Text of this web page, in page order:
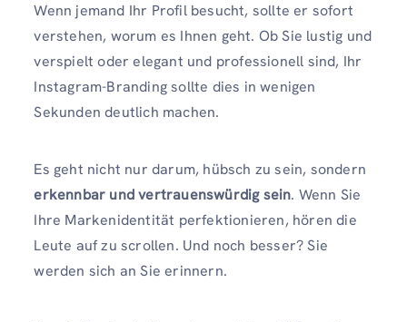
Wenn jemand Ihr Profil besucht, sollte er sofort
verstehen, worum es Ihnen geht. Ob Sie lustig und
verspielt oder elegant und professionell sind, Ihr
Instagram-Branding sollte dies in wenigen
Sekunden deutlich machen.
Es geht nicht nur darum, hübsch zu sein, sondern
erkennbar und vertrauenswürdig sein. Wenn Sie
Ihre Markenidentität perfektionieren, hören die
Leute auf zu scrollen. Und noch besser? Sie
werden sich an Sie erinnern.